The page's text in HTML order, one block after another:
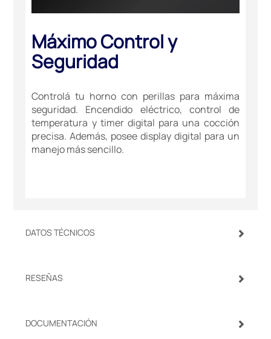
Máximo Control y
Seguridad
Controlá tu horno con perillas para máxima
seguridad. Encendido eléctrico, control de
temperatura y timer digital para una cocción
precisa. Además, posee display digital para un
manejo más sencillo.
DATOS TÉCNICOS
RESEÑAS
DOCUMENTACIÓN